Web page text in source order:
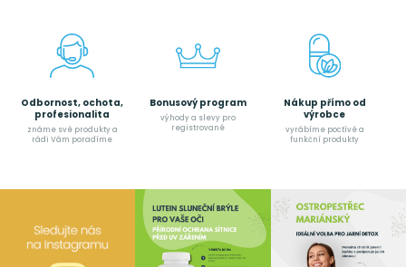
Odbornost, ochota,
profesionalita
známe své produkty a
rádi Vám poradíme
Bonusový program
výhody a slevy pro
registrované
Nákup přímo od
výrobce
vyrábíme poctívé a
funkční produkty